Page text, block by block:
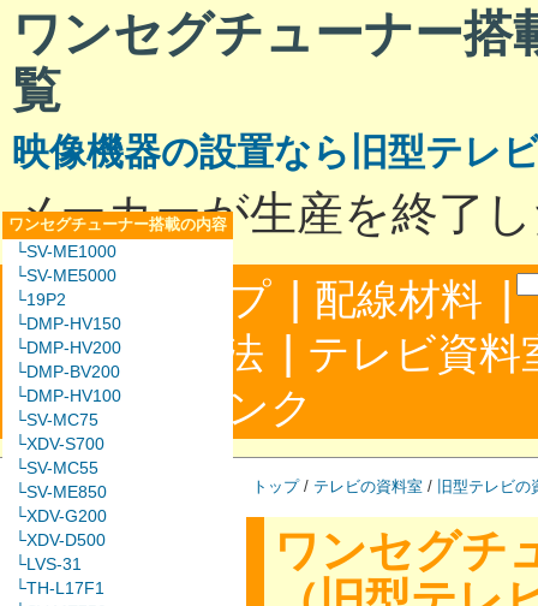
ワンセグチューナー搭
覧
映像機器の設置なら旧型テレ
メーカーが生産を終了
サイトマップ | 配線材料 |
配線接続方法 | テレビ資料
合わせ
リンク
トップ/ テレビの資料室 / 旧型テレビの
ワンセグチ
ワンセグチューナー搭載の内容
└SV-ME1000
└SV-ME5000
└19P2
└DMP-HV150
└DMP-HV200
└DMP-BV200
└DMP-HV100
└SV-MC75
└XDV-S700
└SV-MC55
└SV-ME850
└XDV-G200
└XDV-D500
└LVS-31
└TH-L17F1